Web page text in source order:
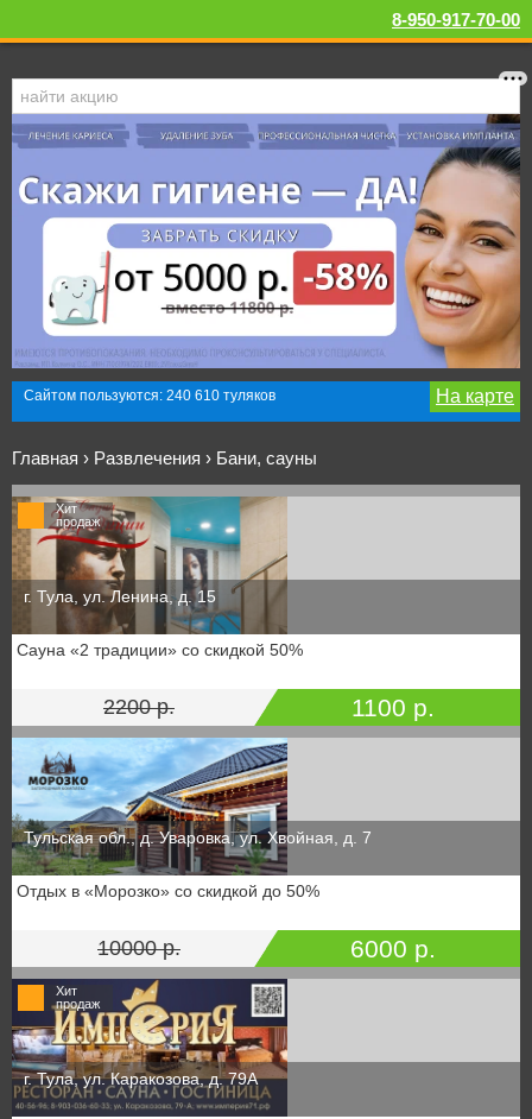
8-950-917-70-00
Сайтом пользуются: 240 610 туляков На карте
Главная › Развлечения › Бани, сауны
Хит
продаж
г. Тула, ул. Ленина, д. 15
Сауна «2 традиции» со скидкой 50%
2200 р. 1100 р.
Тульская обл., д. Уваровка, ул. Хвойная, д. 7
Отдых в «Морозко» со скидкой до 50%
10000 р. 6000 р.
Хит
продаж
г. Тула, ул. Каракозова, д. 79А